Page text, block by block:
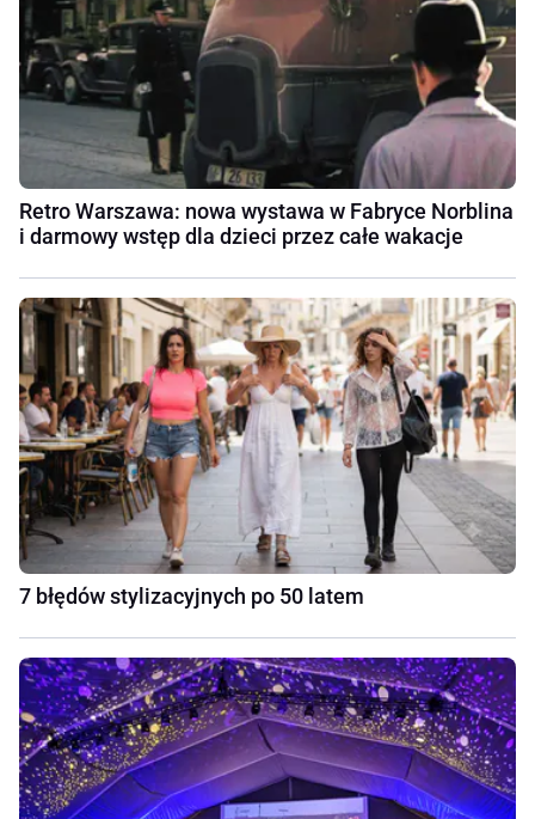
Retro Warszawa: nowa wystawa w Fabryce Norblina
i darmowy wstęp dla dzieci przez całe wakacje
7 błędów stylizacyjnych po 50 latem